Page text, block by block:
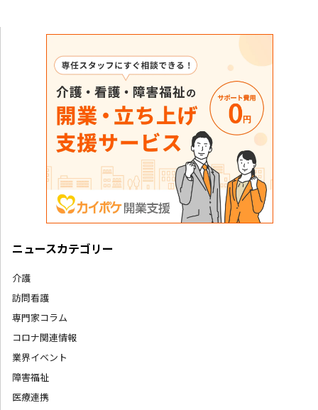
ニュースカテゴリー
介護
訪問看護
専門家コラム
コロナ関連情報
業界イベント
障害福祉
医療連携